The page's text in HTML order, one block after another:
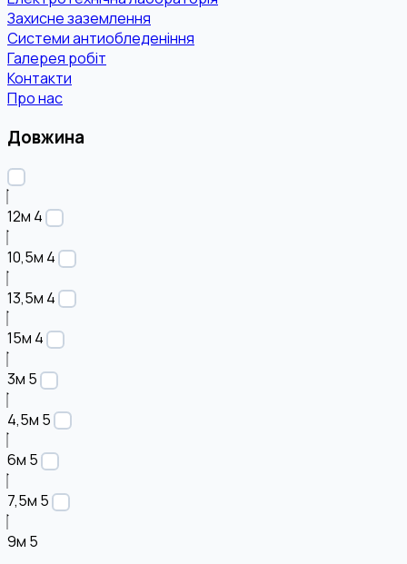
Захисне заземлення
Системи антиобледеніння
Галерея робіт
Контакти
Про нас
Довжина
12м 4
10,5м 4
13,5м 4
15м 4
3м 5
4,5м 5
6м 5
7,5м 5
9м 5